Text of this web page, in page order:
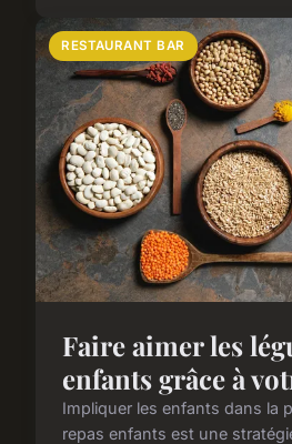
RESTAURANT BAR
Faire aimer les
enfants grâce à
Impliquer les enfants dans la
repas enfants est une